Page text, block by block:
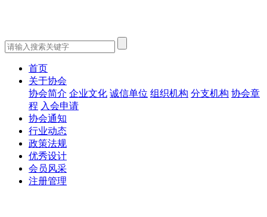
首页
关于协会
协会简介 企业文化 诚信单位 组织机构 分支机构 协会章
程 入会申请
协会通知
行业动态
政策法规
优秀设计
会员风采
注册管理